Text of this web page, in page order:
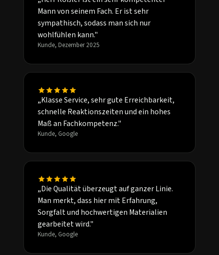
Mann von seinem Fach. Er ist sehr
sympathisch, sodass man sich nur
wohlfühlen kann."
Kunde, Dezember 2025
„Klasse Service, sehr gute Erreichbarkeit,
schnelle Reaktionszeiten und ein hohes
Maß an Fachkompetenz."
Kunde, Google
„Die Qualität überzeugt auf ganzer Linie.
Man merkt, dass hier mit Erfahrung,
Sorgfalt und hochwertigen Materialien
gearbeitet wird."
Kunde, Google